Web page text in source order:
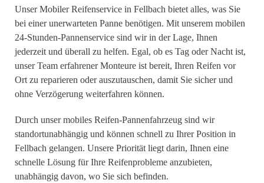
Unser Mobiler Reifenservice in Fellbach bietet alles, was Sie
bei einer unerwarteten Panne benötigen. Mit unserem mobilen
24-Stunden-Pannenservice sind wir in der Lage, Ihnen
jederzeit und überall zu helfen. Egal, ob es Tag oder Nacht ist,
unser Team erfahrener Monteure ist bereit, Ihren Reifen vor
Ort zu reparieren oder auszutauschen, damit Sie sicher und
ohne Verzögerung weiterfahren können.
Durch unser mobiles Reifen-Pannenfahrzeug sind wir
standortunabhängig und können schnell zu Ihrer Position in
Fellbach gelangen. Unsere Priorität liegt darin, Ihnen eine
schnelle Lösung für Ihre Reifenprobleme anzubieten,
unabhängig davon, wo Sie sich befinden.